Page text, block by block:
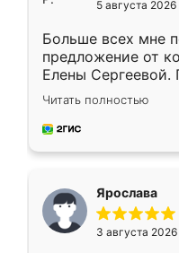
5 августа 2026
Больше всех мне
предложение от
Елены
короткие сроки
для замера
предложил по
Читать полностью
Ярослава
3 августа 2026